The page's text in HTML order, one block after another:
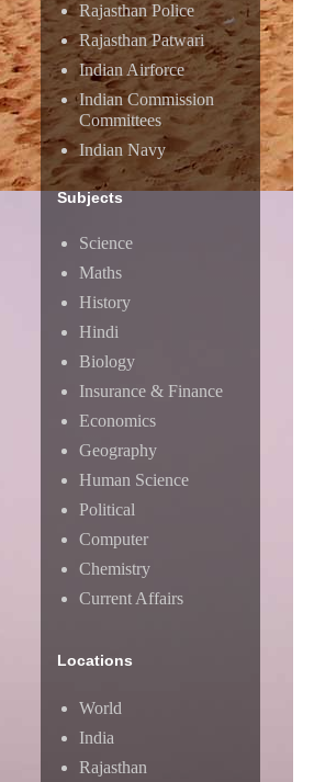
Rajasthan Police
Rajasthan Patwari
Indian Airforce
Indian Commission
Committees
Indian Navy
Subjects
Science
Maths
History
Hindi
Biology
Insurance & Finance
Economics
Geography
Human Science
Political
Computer
Chemistry
Current Affairs
Locations
World
India
Rajasthan